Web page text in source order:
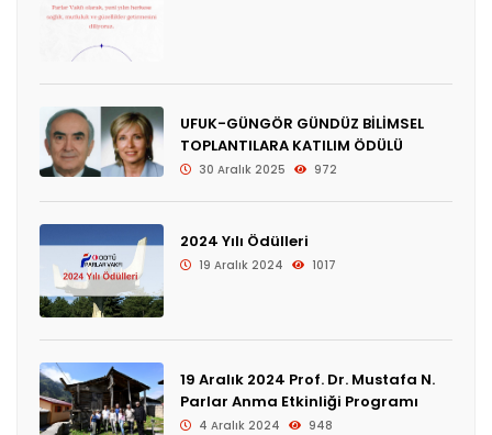
UFUK-GÜNGÖR GÜNDÜZ BİLİMSEL
TOPLANTILARA KATILIM ÖDÜLÜ
30 Aralık 2025 972
2024 Yılı Ödülleri
19 Aralık 2024 1017
19 Aralık 2024 Prof. Dr. Mustafa N.
Parlar Anma Etkinliği Programı
4 Aralık 2024 948